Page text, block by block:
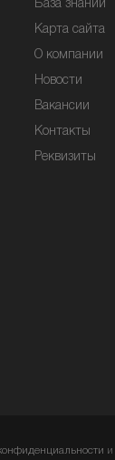
База знаний
Карта сайта
О компании
Новости
Вакансии
Контакты
Реквизиты
и